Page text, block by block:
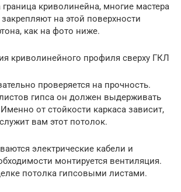
граница криволинейна, многие мастера
на этой поверхности
как на фото ниже.
криволинейного профиля сверху ГКЛ
проверяется на прочность.
гипса он должен выдерживать
от стойкости каркаса зависит,
вам этот потолок.
электрические кабели и
монтируется вентиляция.
потолка гипсовыми листами.